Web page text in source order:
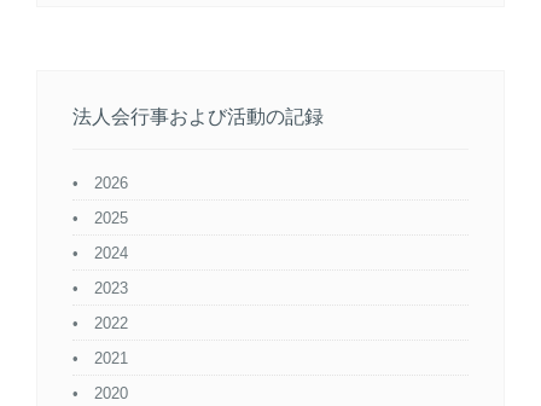
法人会行事および活動の記録
2026
2025
2024
2023
2022
2021
2020